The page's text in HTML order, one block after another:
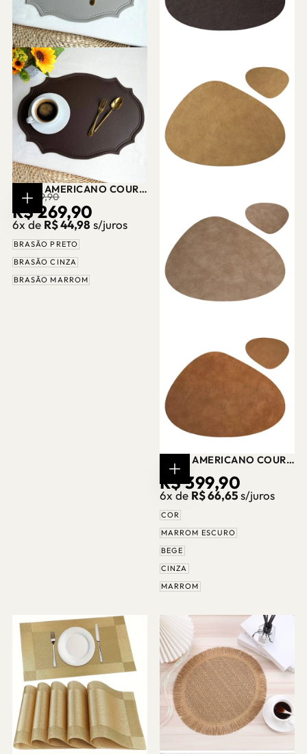
ESCOLHER
OPÇÕES
JOGO AMERICANO COURO
SINTÉTICO DUPLA FACE 8
PEÇAS CASA SPLENDIDA
PREÇO
REGULAR
R$ 349,90
PREÇO
PROMOCIONAL
R$ 269,90
6x de R$ 44,98 s/juros
BRASÃO PRETO
BRASÃO CINZA
BRASÃO MARROM
ESCOLHER
OPÇÕES
JOGO AMERICANO COURO
SINTÉTICO LUXO – KIT 6
UNIDADES CASA
SPLENDIDA
PREÇO
REGULAR
R$ 399,90
6x de R$ 66,65 s/juros
COR
MARROM ESCURO
BEGE
CINZA
MARROM